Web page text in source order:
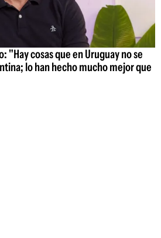
"Hay cosas que en Uruguay no se
lo han hecho mucho mejor que